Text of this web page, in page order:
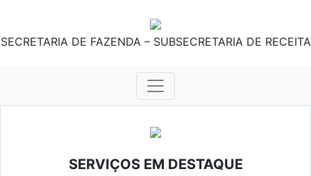
SECRETARIA DE FAZENDA – SUBSECRETARIA DE RECEITA
SERVIÇOS EM DESTAQUE